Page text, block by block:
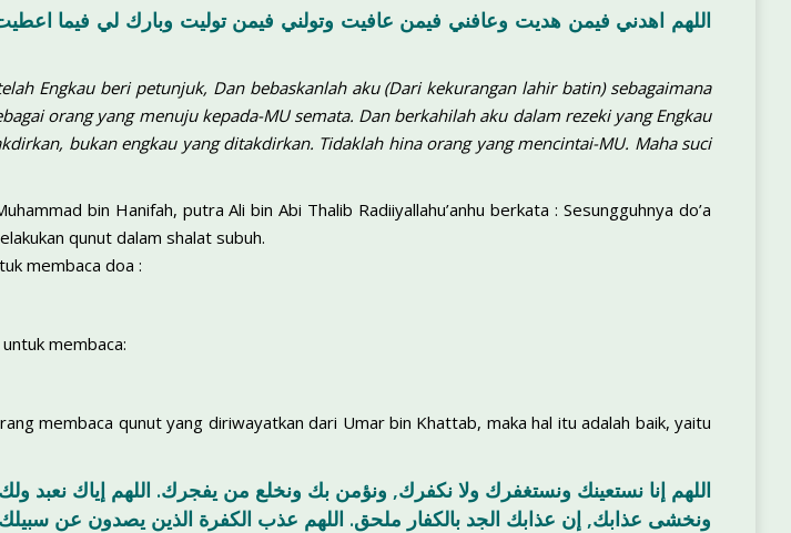
اللهم اهدني فيمن هديت وعافني فيمن عافيت وتولني فيمن توليت وبارك لي فيما
Engkau beri petunjuk, Dan bebaskanlah aku (Dari kekurangan lahir batin) sebagaimana
orang yang menuju kepada-MU semata. Dan berkahilah aku dalam rezeki yang Engkau
bukan engkau yang ditakdirkan. Tidaklah hina orang yang mencintai-MU. Maha suci
bin Hanifah, putra Ali bin Abi Thalib Radiiyallahu’anhu berkata : Sesungguhnya do’a
qunut dalam shalat subuh.
membaca doa :
membaca:
membaca qunut yang diriwayatkan dari Umar bin Khattab, maka hal itu adalah baik, yaitu
اللهم إنا نستعينك ونستغفرك ولا نكفرك, ونؤمن بك ونخلع من يفجرك. اللهم إياك
ونخشى عذابك, إن عذابك الجد بالكفار ملحق. اللهم عذب الكفرة الذين يصدون عن سبيلك,